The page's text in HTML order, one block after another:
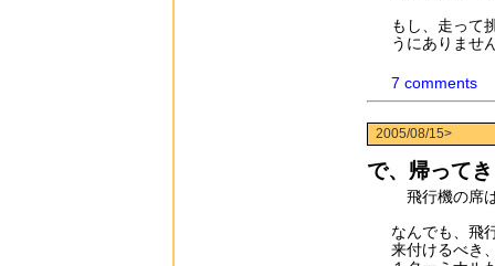
もし、走って
うにありませ
7 comments
2005/08/15>
で、帰って
飛行機の席
なんでも、飛
来付けるべき